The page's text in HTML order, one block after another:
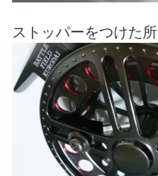
ストッパーをつけた所